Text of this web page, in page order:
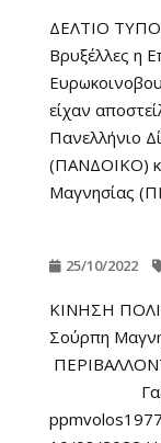
ΔΕΛΤΙΟ
Βρυξέλλες η
είχαν
Πανελλήνιο
(ΠΑΝΔΟΙΚΟ)
Μαγνησίας
25/10/2022
ΚΙΝΗΣΗ
Σούρπη
Γαζή